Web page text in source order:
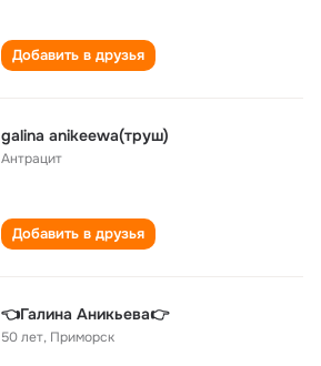
Добавить в друзья
galina anikeewa(труш)
Антрацит
Добавить в друзья
👈Галина Аникьева👉
50 лет, Приморск